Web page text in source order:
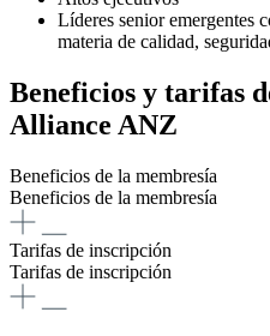
Líderes senior emergentes
materia de calidad,
Beneficios y tarifas
Alliance ANZ
Beneficios de la membresía
Beneficios de la membresía
Tarifas de inscripción
Tarifas de inscripción